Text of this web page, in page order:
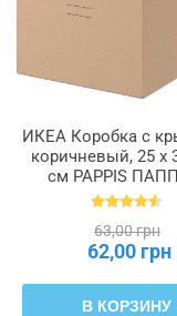
ИКЕА Коробка с
коричневый, 25 x
см PAPPIS
001.004.67
63,00 грн
62,00 грн
В КОРЗИНУ